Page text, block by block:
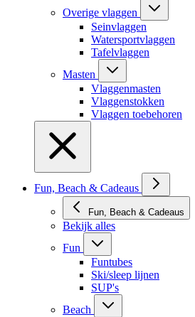
Overige vlaggen
Seinvlaggen
Watersportvlaggen
Tafelvlaggen
Masten
Vlaggenmasten
Vlaggenstokken
Vlaggen toebehoren
Fun, Beach & Cadeaus
Fun, Beach & Cadeaus
Bekijk alles
Fun
Funtubes
Ski/sleep lijnen
SUP's
Beach